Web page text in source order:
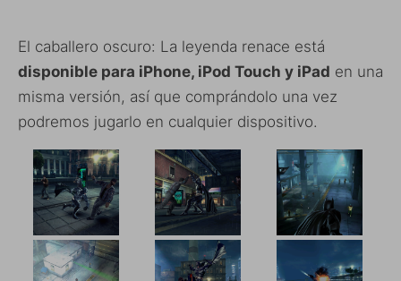
El caballero oscuro: La leyenda renace está
disponible para iPhone, iPod Touch y iPad en una
misma versión, así que comprándolo una vez
podremos jugarlo en cualquier dispositivo.